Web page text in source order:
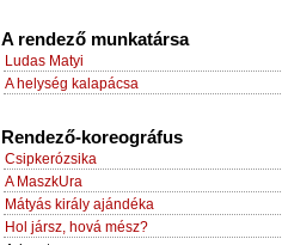
A rendező munkatársa
Ludas Matyi
A helység kalapácsa
Rendező-koreográfus
Csipkerózsika
A MaszkUra
Mátyás király ajándéka
Hol jársz, hová mész?